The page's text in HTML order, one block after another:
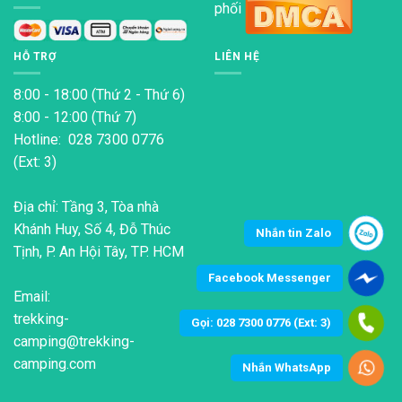
tùy
có
thể
phối
HỖ TRỢ
8:00 - 18:00 (Thứ 2 - Thứ 6)
8:00 - 12:00 (Thứ 7)
Hotline: 028 7300 0776
(Ext: 3)
Địa chỉ: Tầng 3, Tòa nhà
Khánh Huy, Số 4, Đỗ Thúc
Tịnh, P. An Hội Tây, TP. HCM
Email:
trekking-
camping@trekking-
camping.com
LIÊN HỆ
Nhắn tin Zalo
Facebook Messenger
Gọi: 028 7300 0776 (Ext: 3)
Nhắn WhatsApp